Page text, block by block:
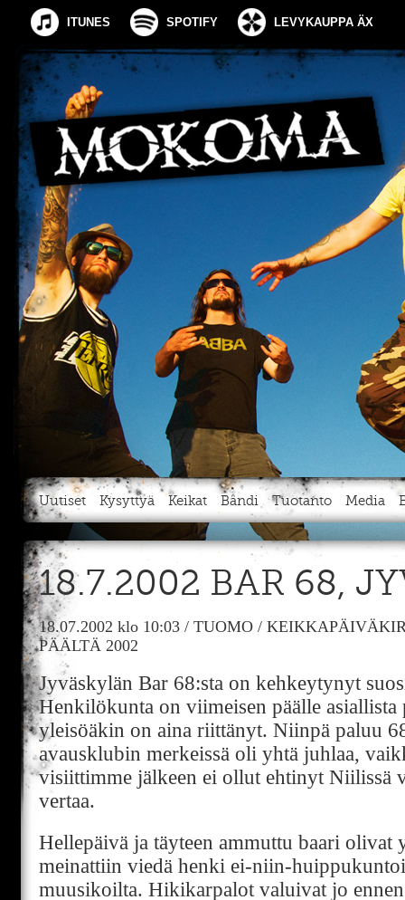
ITUNES SPOTIFY LEVYKAUPPA ÄX
Uutiset Kysyttyä Keikat Bändi Tuotanto Media
18.7.2002 BAR 68,
18.07.2002 klo 10:03 / TUOMO /
PÄÄLTÄ 2002
Jyväskylän Bar 68:sta on kehkeytynyt
Henkilökunta on viimeisen päälle asiallista
yleisöäkin on aina riittänyt. Niinpä paluu
avausklubin merkeissä oli yhtä juhlaa,
visiittimme jälkeen ei ollut ehtinyt Niilissä
vertaa.
Hellepäivä ja täyteen ammuttu baari olivat
meinattiin viedä henki ei-niin-
muusikoilta. Hikikarpalot valuivat jo